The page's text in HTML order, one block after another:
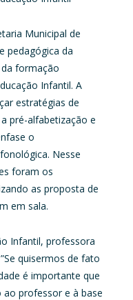
Municipal de
pedagógica da
formação
Infantil. A
estratégias de
pré-alfabetização e
o
Nesse
foram os
as proposta de
em sala.
Infantil, professora
quisermos de fato
é importante que
professor e à base